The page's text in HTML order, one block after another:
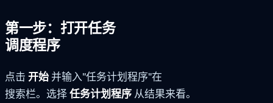
第一步：打开任务
调度程序
点击 开始并输入"任务计划程序"在
搜索栏。选择任务计划程序 从结果来看。